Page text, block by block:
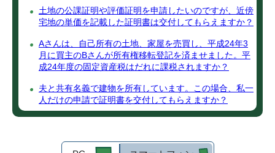
土地の公課証明や評価証明を申請したいのですが、近傍
宅地の単価を記載した証明書は交付してもらえますか？
Aさんは、自己所有の土地、家屋を売買し、平成24年3
月に買主のBさんが所有権移転登記を済ませました。平
成24年度の固定資産税はだれに課税されますか？
夫と共有名義で建物を所有しています。この場合、私一
人だけの申請で証明書を交付してもらえますか？